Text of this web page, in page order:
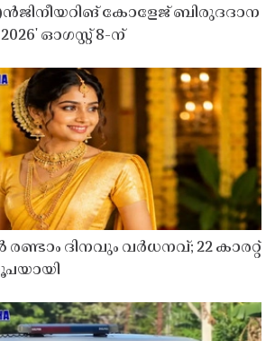
കോളേജ് ബിരുദദാന
ഓഗസ്റ്റ് 8-ന്
ദിനവും വർധനവ്; 22 കാരറ്റ്